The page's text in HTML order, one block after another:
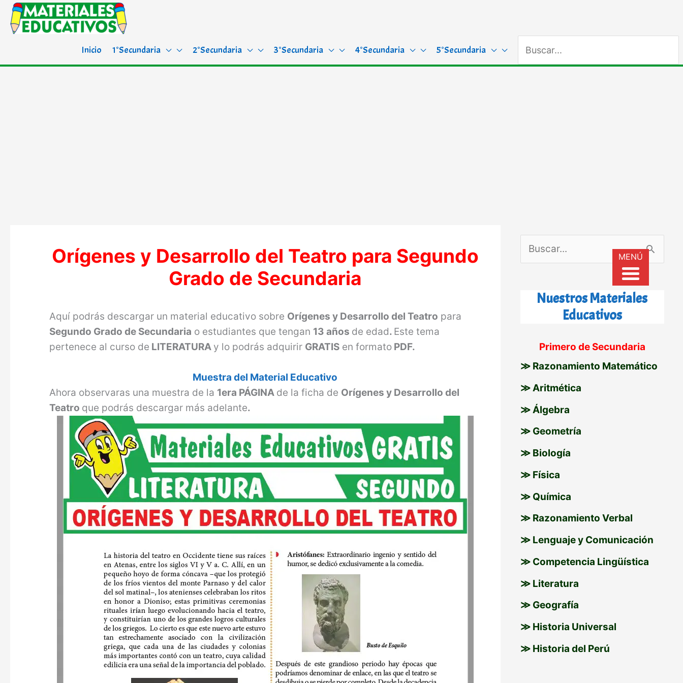
Inicio 1°Secundaria 2°Secundaria 3°Secundaria 4°Secundaria 5°Secundaria
por:
Orígenes y Desarrollo del Teatro para Segundo
Grado de Secundaria
Aquí podrás descargar un material educativo sobre Orígenes y Desarrollo del Teatro para
Segundo Grado de Secundaria o estudiantes que tengan 13 años de edad. Este tema
pertenece al curso de LITERATURA y lo podrás adquirir GRATIS en formato PDF.
Muestra del Material Educativo
Ahora observaras una muestra de la 1era PÁGINA de la ficha de Orígenes y Desarrollo del
Teatro que podrás descargar más adelante.
u
Nuestros Materiales
Educativos
Primero de Secundaria
≫ Razonamiento Matemático
≫ Aritmética
≫ Álgebra
≫ Geometría
≫ Biología
≫ Física
≫ Química
≫ Razonamiento Verbal
≫ Lenguaje y Comunicación
≫ Competencia Lingüística
≫ Literatura
≫ Geografía
≫ Historia Universal
≫ Historia del Perú
MENÚ